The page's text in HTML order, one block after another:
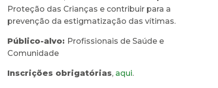
Proteção das Crianças e contribuir para a
prevenção da estigmatização das vítimas.
Público-alvo: Profissionais de Saúde e
Comunidade
Inscrições obrigatórias, aqui.